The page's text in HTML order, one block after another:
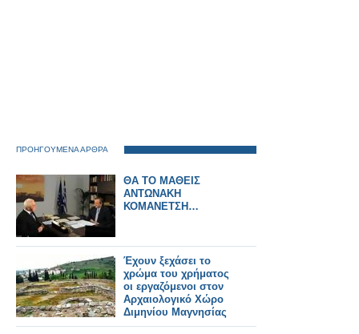
ΠΡΟΗΓΟΥΜΕΝΑ ΑΡΘΡΑ
ΘΑ ΤΟ ΜΑΘΕΙΣ
ΑΝΤΩΝΑΚΗ
ΚΟΜΑΝΕΤΣΗ…
Έχουν ξεχάσει το
χρώμα του χρήματος
οι εργαζόμενοι στον
Αρχαιολογικό Χώρο
Διμηνίου Μαγνησίας